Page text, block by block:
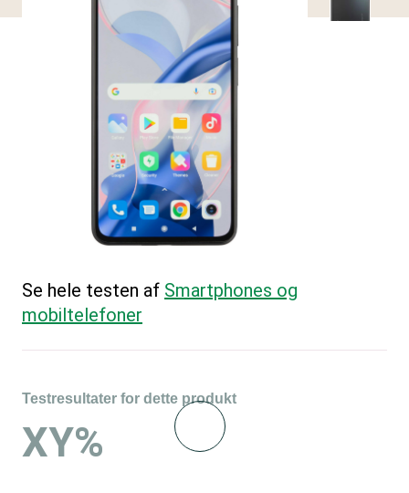
Se hele testen af Smartphones og
mobiltelefoner
Testresultater for dette produkt
XY%